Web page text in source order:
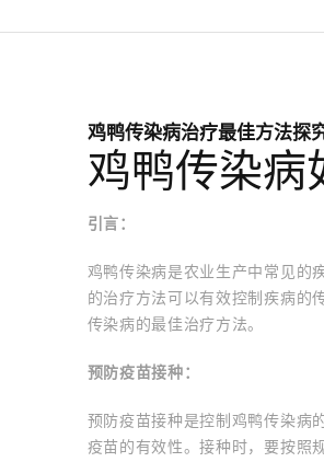
鸡鸭传染病治疗最佳方法探
鸡鸭传染病
引言：
鸡鸭传染病是农业生产中常见的
的治疗方法可以有效控制疾病的
传染病的最佳治疗方法。
预防疫苗接种：
预防疫苗接种是控制鸡鸭传染病
疫苗的有效性。接种时，要按照